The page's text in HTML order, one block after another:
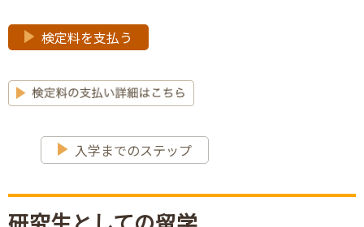
検定料を支払う
入学までのステップ